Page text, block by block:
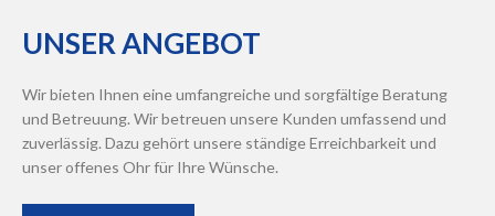
UNSERANGEBOT
Wir bieten Ihnen eine umfangreiche und sorgfältige Beratung
und Betreuung. Wir betreuen unsere Kunden umfassend und
zuverlässig. Dazu gehört unsere ständige Erreichbarkeit und
unser offenes Ohr für Ihre Wünsche.